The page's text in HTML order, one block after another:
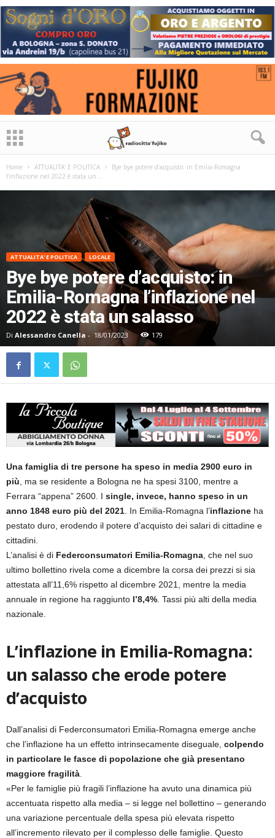
Home ATTUALITA' E POLITICA
Bye bye potere d’acquisto: in Emilia-Romagna
l’inflazione nel 2022 è stata un...
ATTUALITA' E POLITICA LOCALE
Bye bye potere d’acquisto: in
Emilia-Romagna l’inflazione nel
2022 è stata un salasso
Di Alessandro Canella - 18/01/2023 179
Una famiglia di tre persone ha speso in media 2900 euro in
più, ma se residente a Bologna ne ha spesi 3100, mentre a
Ferrara “appena” 2600. I single, invece, hanno speso in un
anno 1848 euro più del 2021. In Emilia-Romagna l’inflazione ha
pestato duro, erodendo il potere d’acquisto dei salari di cittadine e
cittadini.
L’analisi è di Federconsumatori Emilia-Romagna, che nel suo
ultimo bollettino rivela come a dicembre la corsa dei prezzi si sia
attestata all’11,6% rispetto al dicembre 2021, mentre la media
annuale in regione ha raggiunto l’8,4%. Tassi più alti della media
nazionale.
L’inflazione in Emilia-Romagna:
un salasso che erode potere
d’acquisto
Dall’analisi di Federconsumatori Emilia-Romagna emerge anche
che l’inflazione ha un effetto intrinsecamente diseguale, colpendo
in particolare le fasce di popolazione che già presentano
maggiore fragilità.
«Per le famiglie più fragili l’inflazione ha avuto una dinamica più
accentuata rispetto alla media – si legge nel bollettino – generando
una variazione percentuale della spesa più elevata rispetto
all’incremento rilevato per il complesso delle famiglie. Questo